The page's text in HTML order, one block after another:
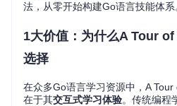
法，从零开始构建Go语言技能体系
1大价值：为什么A Tour
选择
在众多Go语言学习资源中，A
在于其交互式学习体验。传统编程